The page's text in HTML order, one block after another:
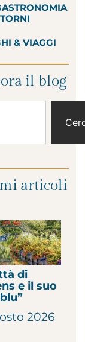
& VIAGGI
il blog
articoli
di
e il suo
2026